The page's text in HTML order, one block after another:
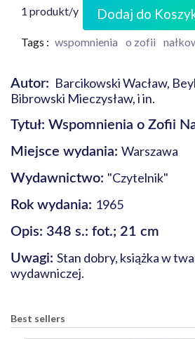
1 produkt/y Dodaj do
Tags : wspomnienia o zofii
Autor: Barcikowski Wacław,
Bibrowski Mieczysław, i in.
Tytuł: Wspomnienia o Zofii
Miejsce wydania: Warszawa
Wydawnictwo: "Czytelnik"
Rok wydania: 1965
Opis: 348 s.: fot.; 21 cm
Uwagi: Stan dobry, książka w
wydawniczej.
Best sellers